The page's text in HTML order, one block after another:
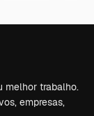
melhor trabalho.
empresas,